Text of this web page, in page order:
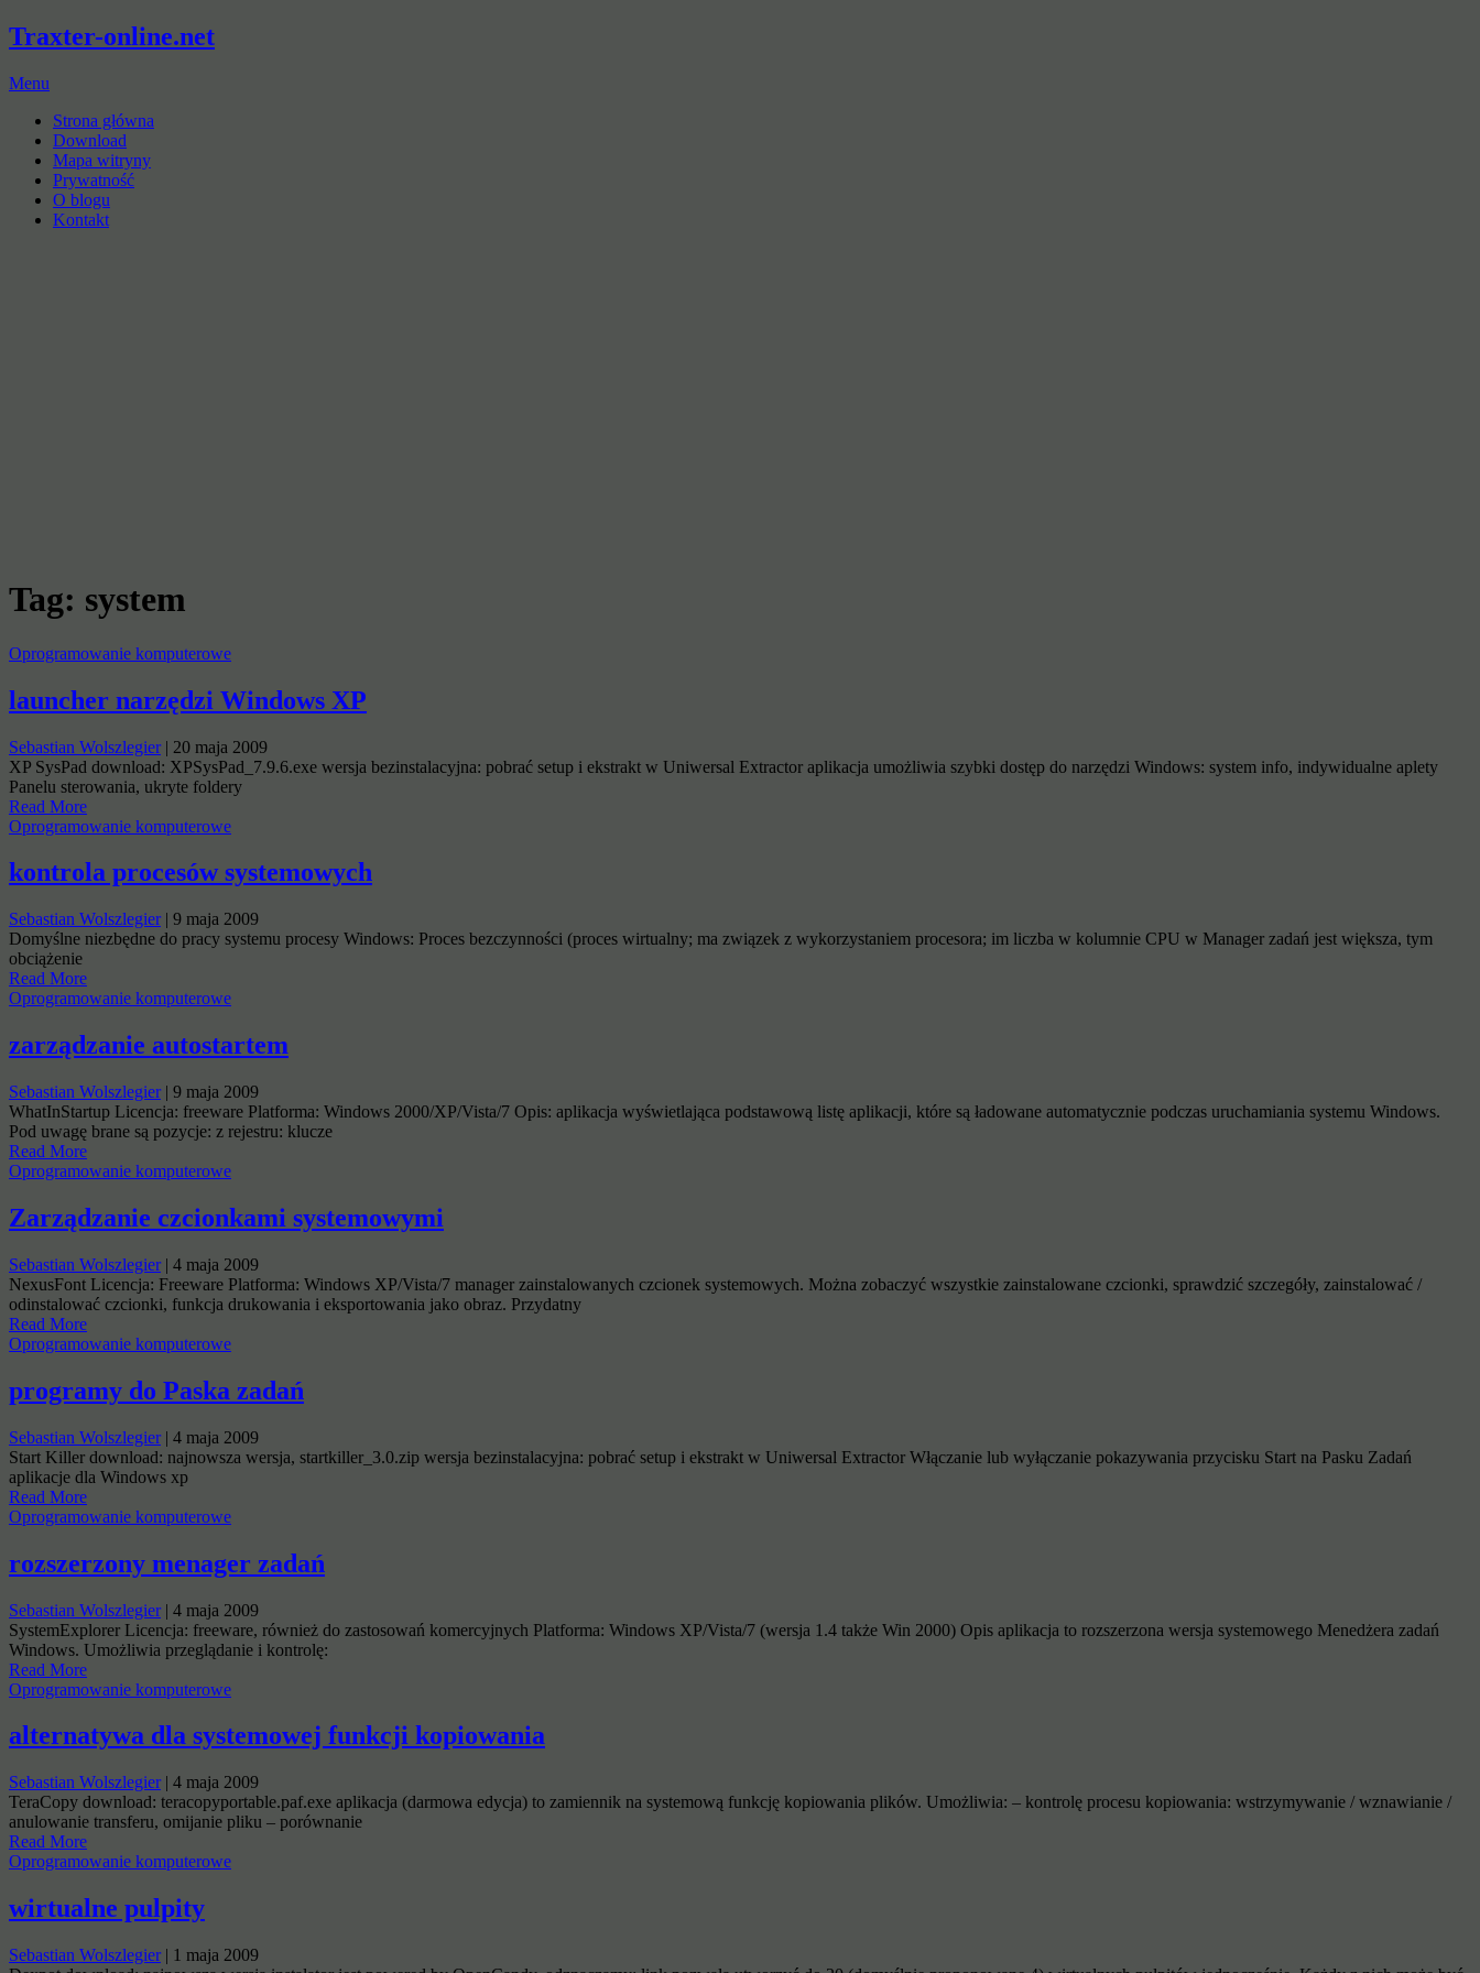
Traxter-online.net
Menu
Strona główna
Download
Mapa witryny
Prywatność
O blogu
Kontakt
Tag: system
Oprogramowanie komputerowe
launcher narzędzi Windows XP
Sebastian Wolszlegier| 20 maja 2009
XP SysPad download: XPSysPad_7.9.6.exe wersja bezinstalacyjna: pobrać setup i ekstrakt w Uniwersal Extractor aplikacja umożliwia szybki dostęp do narzędzi Windows: system info, indywidualne aplety
Panelu sterowania, ukryte foldery
Read More
Oprogramowanie komputerowe
kontrola procesów systemowych
Sebastian Wolszlegier| 9 maja 2009
Domyślne niezbędne do pracy systemu procesy Windows: Proces bezczynności (proces wirtualny; ma związek z wykorzystaniem procesora; im liczba w kolumnie CPU w Manager zadań jest większa, tym
obciążenie
Read More
Oprogramowanie komputerowe
zarządzanie autostartem
Sebastian Wolszlegier| 9 maja 2009
WhatInStartup Licencja: freeware Platforma: Windows 2000/XP/Vista/7 Opis: aplikacja wyświetlająca podstawową listę aplikacji, które są ładowane automatycznie podczas uruchamiania systemu Windows.
Pod uwagę brane są pozycje: z rejestru: klucze
Read More
Oprogramowanie komputerowe
Zarządzanie czcionkami systemowymi
Sebastian Wolszlegier| 4 maja 2009
NexusFont Licencja: Freeware Platforma: Windows XP/Vista/7 manager zainstalowanych czcionek systemowych. Można zobaczyć wszystkie zainstalowane czcionki, sprawdzić szczegóły, zainstalować /
odinstalować czcionki, funkcja drukowania i eksportowania jako obraz. Przydatny
Read More
Oprogramowanie komputerowe
programy do Paska zadań
Sebastian Wolszlegier| 4 maja 2009
Start Killer download: najnowsza wersja, startkiller_3.0.zip wersja bezinstalacyjna: pobrać setup i ekstrakt w Uniwersal Extractor Włączanie lub wyłączanie pokazywania przycisku Start na Pasku Zadań
aplikacje dla Windows xp
Read More
Oprogramowanie komputerowe
rozszerzony menager zadań
Sebastian Wolszlegier| 4 maja 2009
SystemExplorer Licencja: freeware, również do zastosowań komercyjnych Platforma: Windows XP/Vista/7 (wersja 1.4 także Win 2000) Opis aplikacja to rozszerzona wersja systemowego Menedżera zadań
Windows. Umożliwia przeglądanie i kontrolę:
Read More
Oprogramowanie komputerowe
alternatywa dla systemowej funkcji kopiowania
Sebastian Wolszlegier| 4 maja 2009
TeraCopy download: teracopyportable.paf.exe aplikacja (darmowa edycja) to zamiennik na systemową funkcję kopiowania plików. Umożliwia: – kontrolę procesu kopiowania: wstrzymywanie / wznawianie /
anulowanie transferu, omijanie pliku – porównanie
Read More
Oprogramowanie komputerowe
wirtualne pulpity
Sebastian Wolszlegier| 1 maja 2009